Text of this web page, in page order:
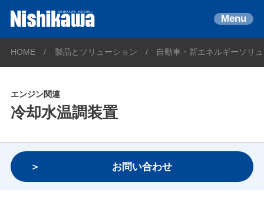
Menu
HOME 製品とソリューション 自動車・新エネルギーソリ
エンジン関連
冷却水温調装置
お問い合わせ